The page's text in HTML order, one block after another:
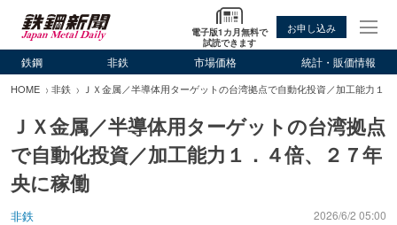
電子版1カ月無料で
試読できます
お申し込み
鉄鋼 非鉄 市場価格 統計・販価情報
HOME 非鉄 ＪＸ金属／半導体用ターゲットの台湾拠点で自動化投資／加工能力１
ＪＸ金属／半導体用ターゲットの台湾拠点
で自動化投資／加工能力１．４倍、２７年
央に稼働
非鉄 2026/6/2 05:00